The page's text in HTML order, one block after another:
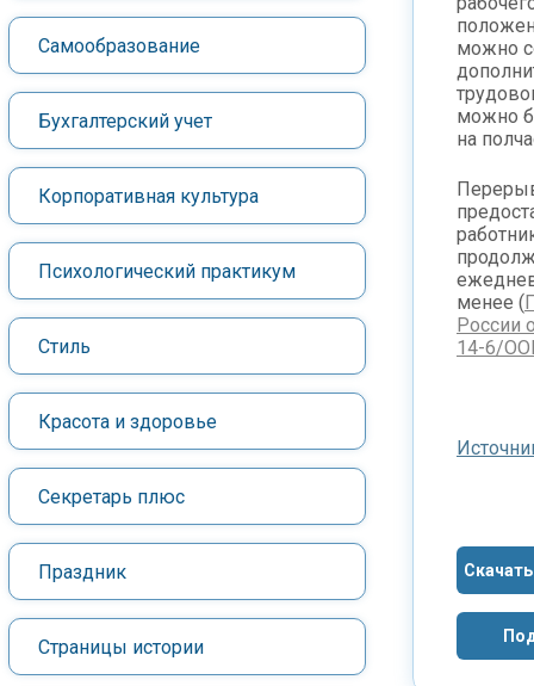
Самообразование
Бухгалтерский учет
Корпоративная культура
Психологический практикум
Стиль
Красота и здоровье
Секретарь плюс
Праздник
Страницы истории
можно
можно
на
менее (
России
14-6/